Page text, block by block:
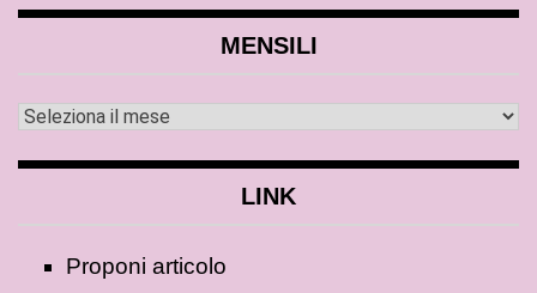
MENSILI
LINK
Proponi articolo